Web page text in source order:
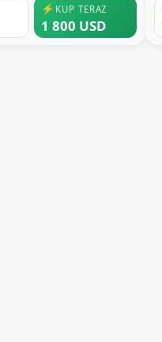
⚡ KUP TERAZ
1 800 USD